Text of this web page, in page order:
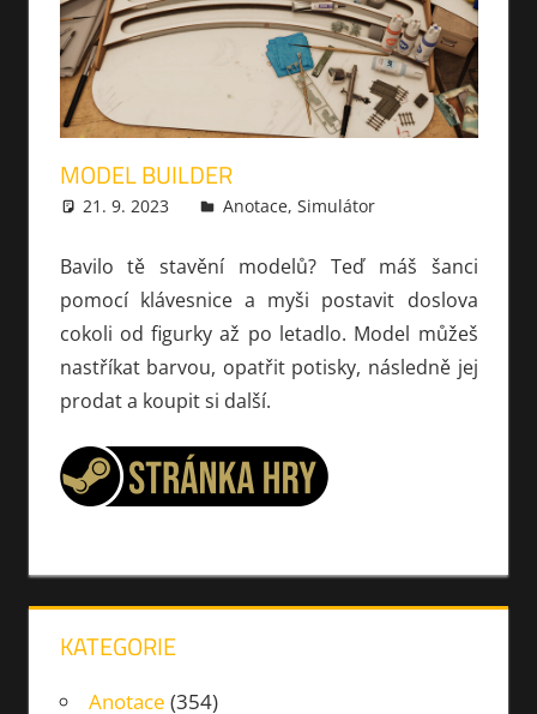
MODEL BUILDER
21. 9. 2023 xmilek
Anotace, Simulátor
Bavilo tě stavění modelů? Teď máš šanci
pomocí klávesnice a myši postavit doslova
cokoli od figurky až po letadlo. Model můžeš
nastříkat barvou, opatřit potisky, následně jej
prodat a koupit si další.
KATEGORIE
Anotace (354)